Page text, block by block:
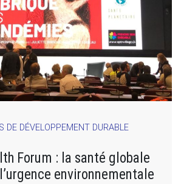
DE DÉVELOPPEMENT DURABLE
Forum : la santé globale
environnementale